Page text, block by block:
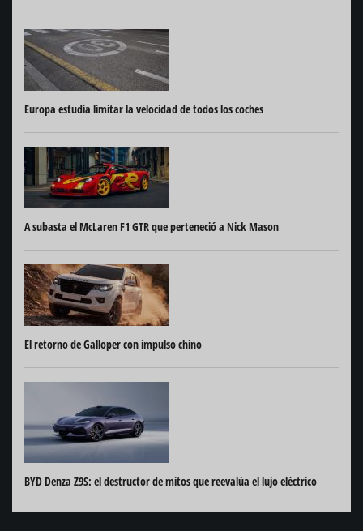
Europa estudia limitar la velocidad de todos los coches
A subasta el McLaren F1 GTR que perteneció a Nick Mason
El retorno de Galloper con impulso chino
BYD Denza Z9S: el destructor de mitos que reevalúa el lujo eléctrico